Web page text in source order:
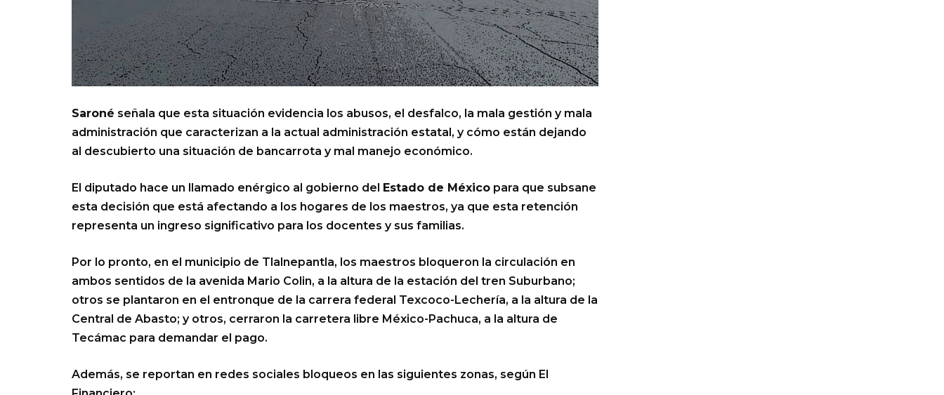
Saroné señala que esta situación evidencia los abusos, el desfalco, la mala gestión y mala
administración que caracterizan a la actual administración estatal, y cómo están dejando
al descubierto una situación de bancarrota y mal manejo económico.
El diputado hace un llamado enérgico al gobierno del Estado de México para que subsane
esta decisión que está afectando a los hogares de los maestros, ya que esta retención
representa un ingreso significativo para los docentes y sus familias.
Por lo pronto, en el municipio de Tlalnepantla, los maestros bloqueron la circulación en
ambos sentidos de la avenida Mario Colin, a la altura de la estación del tren Suburbano;
otros se plantaron en el entronque de la carrera federal Texcoco-Lechería, a la altura de la
Central de Abasto; y otros, cerraron la carretera libre México-Pachuca, a la altura de
Tecámac para demandar el pago.
Además, se reportan en redes sociales bloqueos en las siguientes zonas, según El